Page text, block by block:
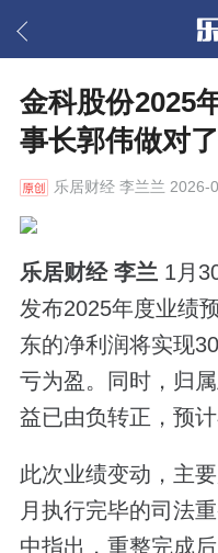
金科股份2025
事长郭伟做对
乐居财经李兰兰 2026-
乐居财经 李兰 1月
发布2025年度业绩
东的净利润将实现
亏为盈。同时，归
益已由负转正，预
此次业绩变动，主
月执行完毕的司法
中指出，重整完成